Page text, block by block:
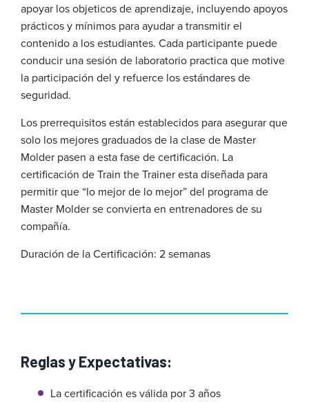
apoyar los objeticos de aprendizaje, incluyendo apoyos
prácticos y mínimos para ayudar a transmitir el
contenido a los estudiantes. Cada participante puede
conducir una sesión de laboratorio practica que motive
la participación del y refuerce los estándares de
seguridad.
Los prerrequisitos están establecidos para asegurar que
solo los mejores graduados de la clase de Master
Molder pasen a esta fase de certificación. La
certificación de Train the Trainer esta diseñada para
permitir que “lo mejor de lo mejor” del programa de
Master Molder se convierta en entrenadores de su
compañía.
Duración de la Certificación: 2 semanas
Reglas y Expectativas:
La certificación es válida por 3 años